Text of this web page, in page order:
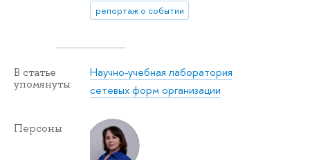
репортаж о событии
В статье
упомянуты
Научно-учебная лаборатория
сетевых форм организации
Персоны